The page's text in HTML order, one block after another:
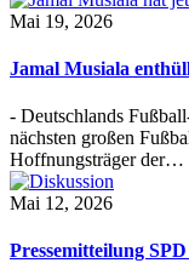
Mai 19, 2026
Jamal Musiala
- Deutschlands
nächsten großen
Hoffnungsträger der…
Mai 12, 2026
Pressemitteilung